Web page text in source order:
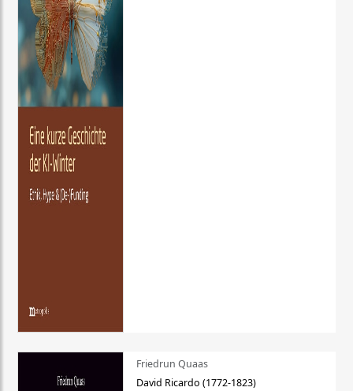
Friedrun Quaas
David Ricardo (1772-1823)